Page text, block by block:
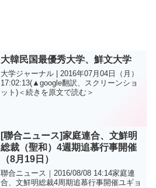
大韓民国最優秀大学、鮮文大学
大学ジャーナル | 2016年07月04日（月）
17:02:13(▲google翻訳、スクリーンショ
ット)＜続きを原文で読む＞
[聯合ニュース]家庭連合、文鮮明
総裁（聖和）4週期追慕行事開催
（8月19日）
聯合ニュース｜2016/08/08 14:14家庭連
合、文鮮明総裁4周期追慕行事開催ユギョ